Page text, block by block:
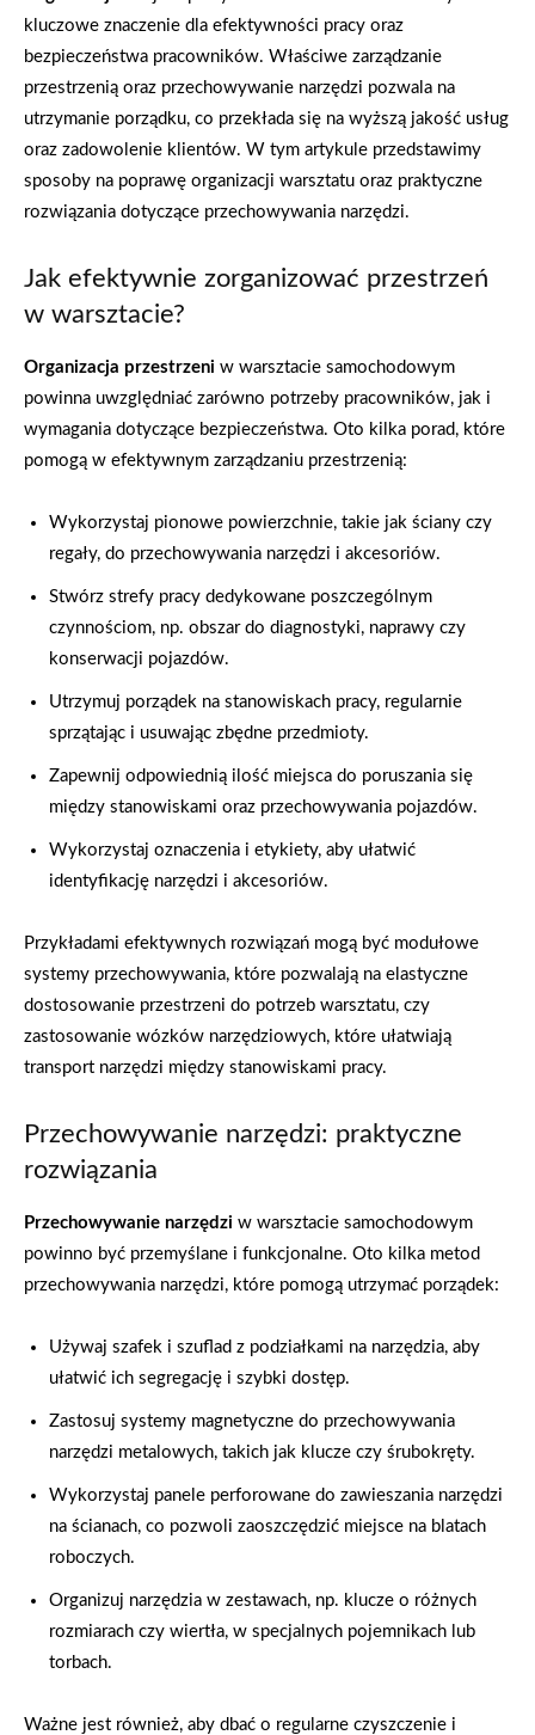
kluczowe znaczenie dla efektywności pracy oraz
bezpieczeństwa pracowników. Właściwe zarządzanie
przestrzenią oraz przechowywanie narzędzi pozwala na
utrzymanie porządku, co przekłada się na wyższą jakość usług
oraz zadowolenie klientów. W tym artykule przedstawimy
sposoby na poprawę organizacji warsztatu oraz praktyczne
rozwiązania dotyczące przechowywania narzędzi.
Jak efektywnie zorganizować przestrzeń
w warsztacie?
Organizacja przestrzeni w warsztacie samochodowym
powinna uwzględniać zarówno potrzeby pracowników, jak i
wymagania dotyczące bezpieczeństwa. Oto kilka porad, które
pomogą w efektywnym zarządzaniu przestrzenią:
Wykorzystaj pionowe powierzchnie, takie jak ściany czy
regały, do przechowywania narzędzi i akcesoriów.
Stwórz strefy pracy dedykowane poszczególnym
czynnościom, np. obszar do diagnostyki, naprawy czy
konserwacji pojazdów.
Utrzymuj porządek na stanowiskach pracy, regularnie
sprzątając i usuwając zbędne przedmioty.
Zapewnij odpowiednią ilość miejsca do poruszania się
między stanowiskami oraz przechowywania pojazdów.
Wykorzystaj oznaczenia i etykiety, aby ułatwić
identyfikację narzędzi i akcesoriów.
Przykładami efektywnych rozwiązań mogą być modułowe
systemy przechowywania, które pozwalają na elastyczne
dostosowanie przestrzeni do potrzeb warsztatu, czy
zastosowanie wózków narzędziowych, które ułatwiają
transport narzędzi między stanowiskami pracy.
Przechowywanie narzędzi: praktyczne
rozwiązania
Przechowywanie narzędzi w warsztacie samochodowym
powinno być przemyślane i funkcjonalne. Oto kilka metod
przechowywania narzędzi, które pomogą utrzymać porządek:
Używaj szafek i szuflad z podziałkami na narzędzia, aby
ułatwić ich segregację i szybki dostęp.
Zastosuj systemy magnetyczne do przechowywania
narzędzi metalowych, takich jak klucze czy śrubokręty.
Wykorzystaj panele perforowane do zawieszania narzędzi
na ścianach, co pozwoli zaoszczędzić miejsce na blatach
roboczych.
Organizuj narzędzia w zestawach, np. klucze o różnych
rozmiarach czy wiertła, w specjalnych pojemnikach lub
torbach.
Ważne jest również, aby dbać o regularne czyszczenie i